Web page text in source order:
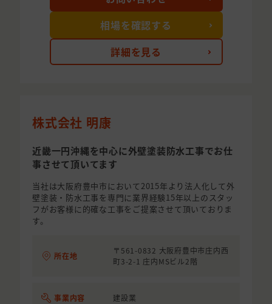
詳細を見る
相場を確認する
株式会社 明康
近畿一円沖縄を中心に外壁塗装防水工事でお仕
事させて頂いてます
当社は大阪府豊中市において2015年より法人化して外
壁塗装・防水工事を専門に業界経験15年以上のスタッ
フがお客様に的確な工事をご提案させて頂いておりま
す。
所在地
〒561-0832 大阪府豊中市庄内西
町3-2-1 庄内MSビル2階
事業内容 建設業